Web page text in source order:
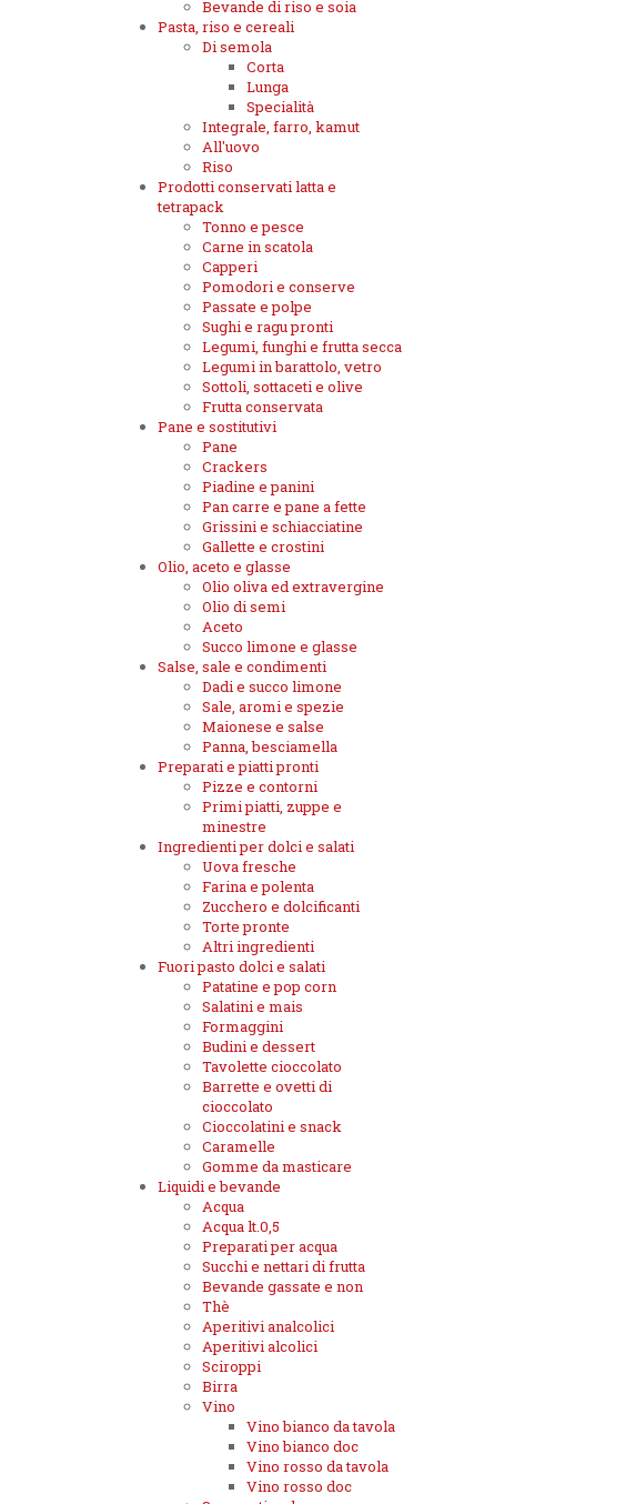
Bevande di riso e soia
Pasta, riso e cereali
Di semola
Corta
Lunga
Specialità
Integrale, farro, kamut
All'uovo
Riso
Prodotti conservati latta e
tetrapack
Tonno e pesce
Carne in scatola
Capperi
Pomodori e conserve
Passate e polpe
Sughi e ragu pronti
Legumi, funghi e frutta secca
Legumi in barattolo, vetro
Sottoli, sottaceti e olive
Frutta conservata
Pane e sostitutivi
Pane
Crackers
Piadine e panini
Pan carre e pane a fette
Grissini e schiacciatine
Gallette e crostini
Olio, aceto e glasse
Olio oliva ed extravergine
Olio di semi
Aceto
Succo limone e glasse
Salse, sale e condimenti
Dadi e succo limone
Sale, aromi e spezie
Maionese e salse
Panna, besciamella
Preparati e piatti pronti
Pizze e contorni
Primi piatti, zuppe e
minestre
Ingredienti per dolci e salati
Uova fresche
Farina e polenta
Zucchero e dolcificanti
Torte pronte
Altri ingredienti
Fuori pasto dolci e salati
Patatine e pop corn
Salatini e mais
Formaggini
Budini e dessert
Tavolette cioccolato
Barrette e ovetti di
cioccolato
Cioccolatini e snack
Caramelle
Gomme da masticare
Liquidi e bevande
Acqua
Acqua lt.0,5
Preparati per acqua
Succhi e nettari di frutta
Bevande gassate e non
Thè
Aperitivi analcolici
Aperitivi alcolici
Sciroppi
Birra
Vino
Vino bianco da tavola
Vino bianco doc
Vino rosso da tavola
Vino rosso doc